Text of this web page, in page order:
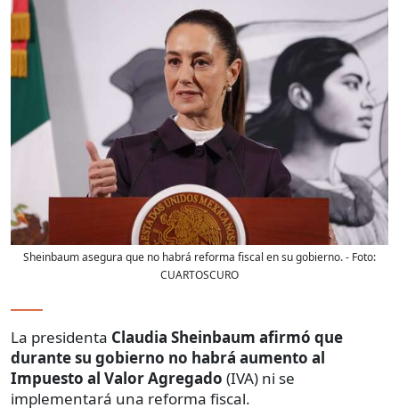
Sheinbaum asegura que no habrá reforma fiscal en su gobierno.- Foto:
CUARTOSCURO
La presidenta Claudia Sheinbaum afirmó que
durante su gobierno no habrá aumento al
Impuesto al Valor Agregado (IVA) ni se
implementará una reforma fiscal.